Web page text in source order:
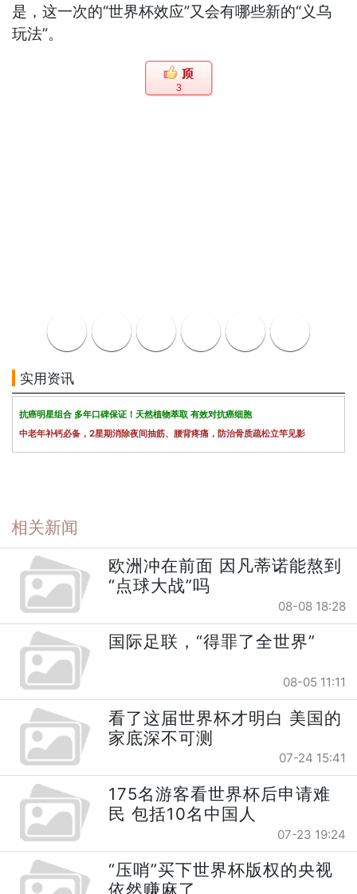
是，这一次的“世界杯效应”又会有哪些新的“义乌
玩法”。
3
实用资讯
抗癌明星组合 多年口碑保证！天然植物萃取 有效对抗癌细胞
中老年补钙必备，2星期消除夜间抽筋、腰背疼痛，防治骨质疏松立竿见影
相关新闻
欧洲冲在前面 因凡蒂诺能熬到
“点球大战”吗
08-08 18:28
国际足联，“得罪了全世界”
08-05 11:11
看了这届世界杯才明白 美国的
家底深不可测
07-24 15:41
175名游客看世界杯后申请难
民 包括10名中国人
07-23 19:24
“压哨”买下世界杯版权的央视
依然赚麻了